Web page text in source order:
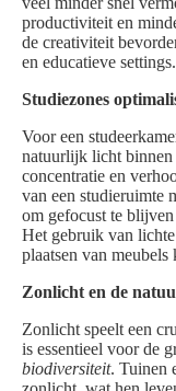
productiviteit en
de creativiteit
en educatieve settings.
Studiezones
Voor een
natuurlijk licht binnen
concentratie en
van een studieruimte
om gefocust te
Het gebruik van
plaatsen van
Zonlicht en de
Zonlicht speelt een
is essentieel voor de
biodiversiteit. Tuinen